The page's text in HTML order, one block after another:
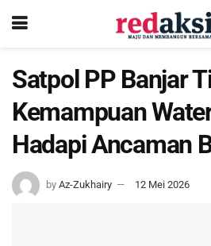
Satpol PP Banjar
Kemampuan
Hadapi Ancaman
by Az-Zukhairy 12 Mei 2026